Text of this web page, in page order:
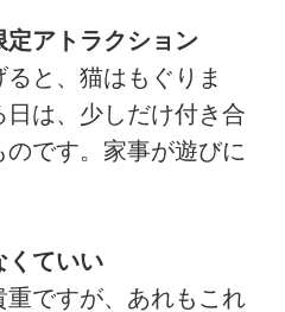
定アトラクション
と、猫はもぐりま
は、少しだけ付き合
です。家事が遊びに
くていい
ですが、あれもこれ